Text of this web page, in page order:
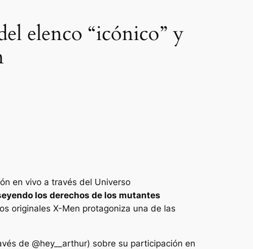
elenco “icónico” y
en vivo a través del Universo
los derechos de los mutantes
originales X-Men protagoniza una de las
de @hey__arthur) sobre su participación en